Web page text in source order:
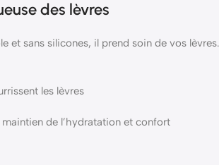
des lèvres
et sans silicones, il prend soin de vos lèvres.
les lèvres
maintien de l’hydratation et confort